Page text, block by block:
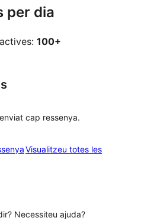
per dia
100+
cap ressenya.
Visualitzeu totes lesressenyes
Necessiteu ajuda?